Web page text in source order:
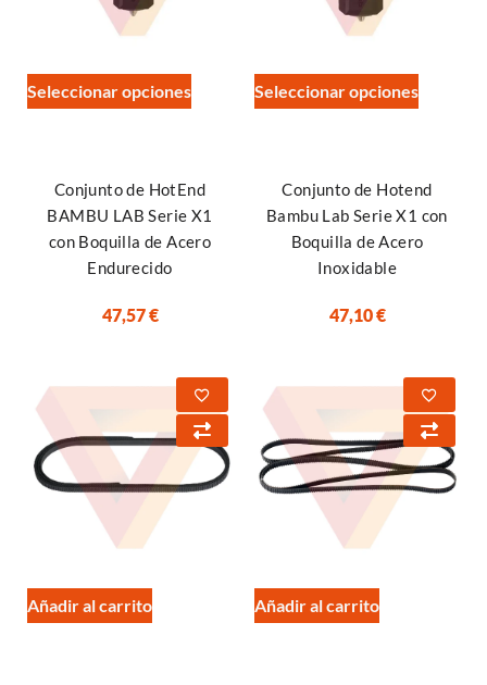
Seleccionar opciones
Conjunto de HotEnd
BAMBU LAB Serie X1
con Boquilla de Acero
Endurecido
47,57€
Seleccionar opciones
Conjunto de Hotend
Bambu Lab Serie X1 con
Boquilla de Acero
Inoxidable
47,10€
Añadir al carrito Añadir al carrito